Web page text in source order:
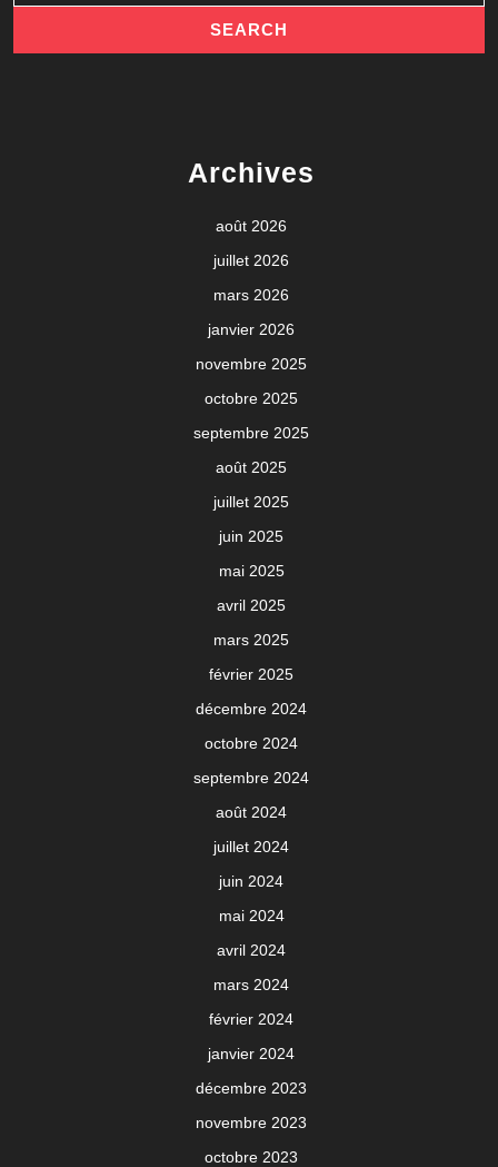
Archives
août 2026
juillet 2026
mars 2026
janvier 2026
novembre 2025
octobre 2025
septembre 2025
août 2025
juillet 2025
juin 2025
mai 2025
avril 2025
mars 2025
février 2025
décembre 2024
octobre 2024
septembre 2024
août 2024
juillet 2024
juin 2024
mai 2024
avril 2024
mars 2024
février 2024
janvier 2024
décembre 2023
novembre 2023
octobre 2023